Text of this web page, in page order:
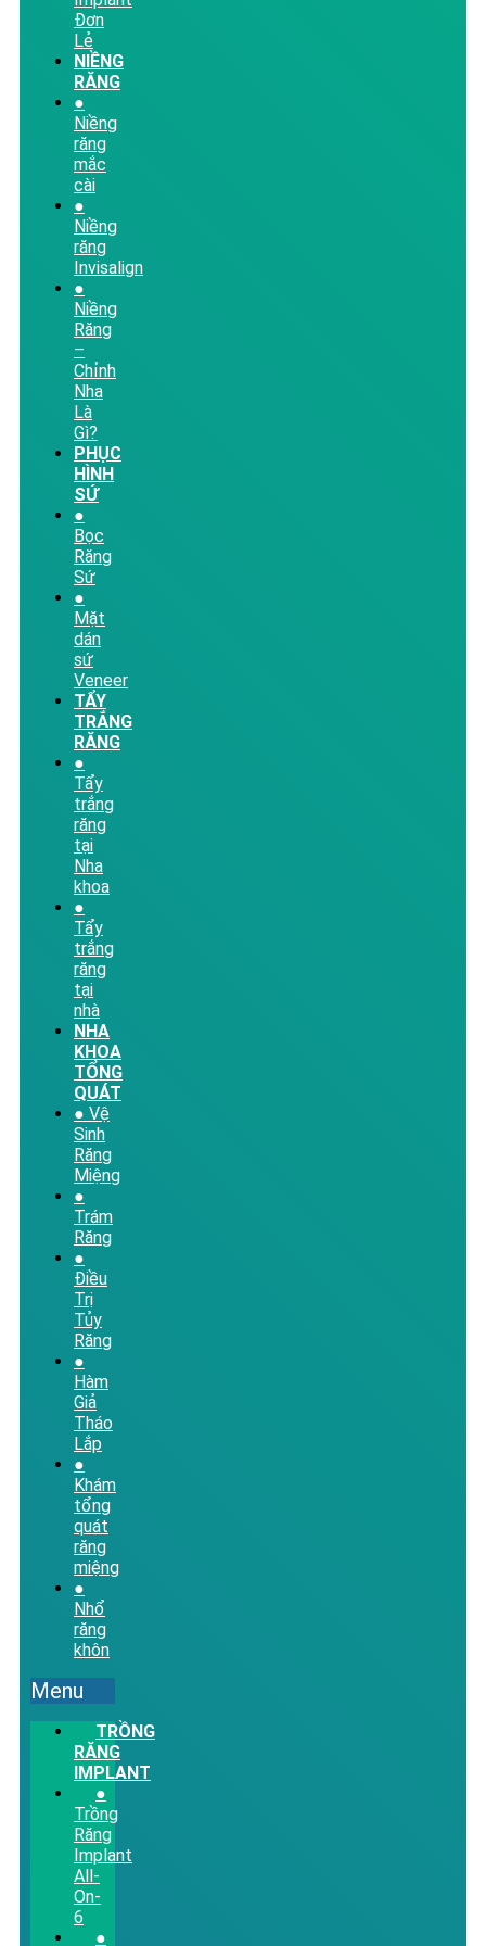
Đơn
Lẻ
NIỀNG
RĂNG
●
Niềng
răng
mắc
cài
●
Niềng
răng
Invisalign
●
Niềng
Răng
–
Chỉnh
Nha
Là
Gì?
PHỤC
HÌNH
SỨ
●
Bọc
Răng
Sứ
●
Mặt
dán
sứ
Veneer
TẨY
TRẮNG
RĂNG
●
Tẩy
trắng
răng
tại
Nha
khoa
●
Tẩy
trắng
răng
tại
nhà
NHA
KHOA
TỔNG
QUÁT
● Vệ
Sinh
Răng
Miệng
●
Trám
Răng
●
Điều
Trị
Tủy
Răng
●
Hàm
Giả
Tháo
Lắp
●
Khám
tổng
quát
răng
miệng
●
Nhổ
răng
khôn
Menu
TRỒNG
RĂNG
IMPLANT
●
Trồng
Răng
Implant
All-
On-
6
●